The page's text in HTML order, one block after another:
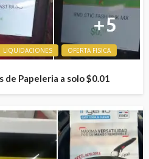
LIQUIDACIONES OFERTA FISICA
Papeleria a solo $0.01